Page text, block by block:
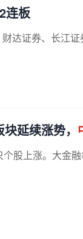
2连板
达证券、长江
延续涨势，
股上涨。大金